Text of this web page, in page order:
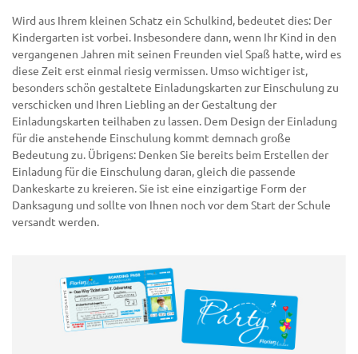
Wird aus Ihrem kleinen Schatz ein Schulkind, bedeutet dies: Der
Kindergarten ist vorbei. Insbesondere dann, wenn Ihr Kind in den
vergangenen Jahren mit seinen Freunden viel Spaß hatte, wird es
diese Zeit erst einmal riesig vermissen. Umso wichtiger ist,
besonders schön gestaltete Einladungskarten zur Einschulung zu
verschicken und Ihren Liebling an der Gestaltung der
Einladungskarten teilhaben zu lassen. Dem Design der Einladung
für die anstehende Einschulung kommt demnach große
Bedeutung zu. Übrigens: Denken Sie bereits beim Erstellen der
Einladung für die Einschulung daran, gleich die passende
Dankeskarte zu kreieren. Sie ist eine einzigartige Form der
Danksagung und sollte von Ihnen noch vor dem Start der Schule
versandt werden.